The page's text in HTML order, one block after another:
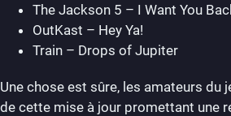
The Jackson 5 – I Want You
OutKast – Hey Ya!
Train – Drops of Jupiter
Une chose est sûre, les amateurs du
de cette mise à jour promettant une